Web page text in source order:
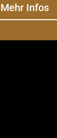
Mehr Infos